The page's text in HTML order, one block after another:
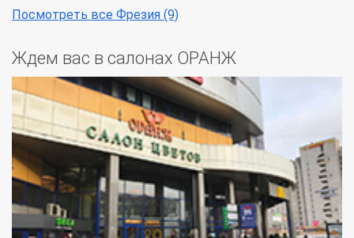
Посмотреть все Фрезия (9)
Ждем вас в салонах ОРАНЖ